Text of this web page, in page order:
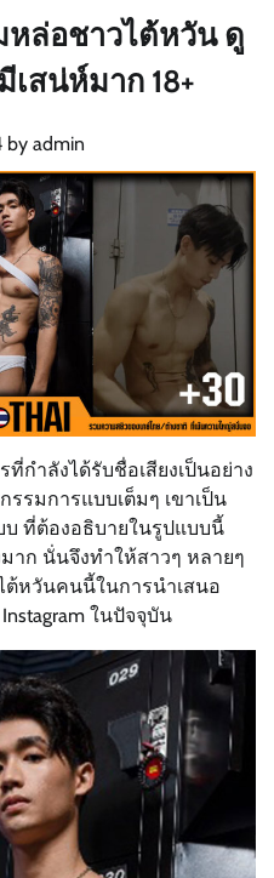
หล่อชาวไต้หวัน ดู
สน่ห์มาก 18+
by admin
กำลังได้รับชื่อเสียงเป็นอย่าง
รรมการแบบเต็มๆ เขาเป็น
ที่ต้องอธิบายในรูปแบบนี้
าก นั่นจึงทำให้สาวๆ หลายๆ
หวันคนนี้ในการนำเสนอ
ในปัจจุบัน